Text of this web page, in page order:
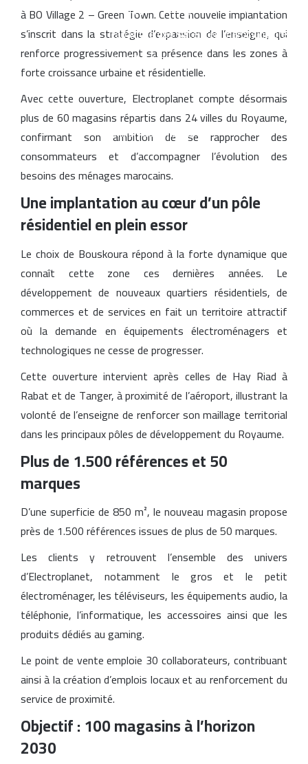
Un rapport espagnol met en lumière les
capacités des satellites marocains près
du détroit de Gibraltar
CNSS lance une réforme stratégique de
son système de gestion interne pour 1,2
million de dirhams
à BO Village 2 – Green Town. Cette nouvelle implantation
s’inscrit dans la stratégie d’expansion de l’enseigne, qui
renforce progressivement sa présence dans les zones à
forte croissance urbaine et résidentielle.
Avec cette ouverture, Electroplanet compte désormais
plus de 60 magasins répartis dans 24 villes du Royaume,
confirmant son ambition de se rapprocher des
consommateurs et d’accompagner l’évolution des
besoins des ménages marocains.
Une implantation au cœur d’un pôle
résidentiel en plein essor
Le choix de Bouskoura répond à la forte dynamique que
connaît cette zone ces dernières années. Le
développement de nouveaux quartiers résidentiels, de
commerces et de services en fait un territoire attractif
où la demande en équipements électroménagers et
technologiques ne cesse de progresser.
Cette ouverture intervient après celles de Hay Riad à
Rabat et de Tanger, à proximité de l’aéroport, illustrant la
volonté de l’enseigne de renforcer son maillage territorial
dans les principaux pôles de développement du Royaume.
Plus de 1.500 références et 50
marques
D’une superficie de 850 m², le nouveau magasin propose
près de 1.500 références issues de plus de 50 marques.
Les clients y retrouvent l’ensemble des univers
d’Electroplanet, notamment le gros et le petit
électroménager, les téléviseurs, les équipements audio, la
téléphonie, l’informatique, les accessoires ainsi que les
produits dédiés au gaming.
Le point de vente emploie 30 collaborateurs, contribuant
ainsi à la création d’emplois locaux et au renforcement du
service de proximité.
Objectif : 100 magasins à l’horizon
2030